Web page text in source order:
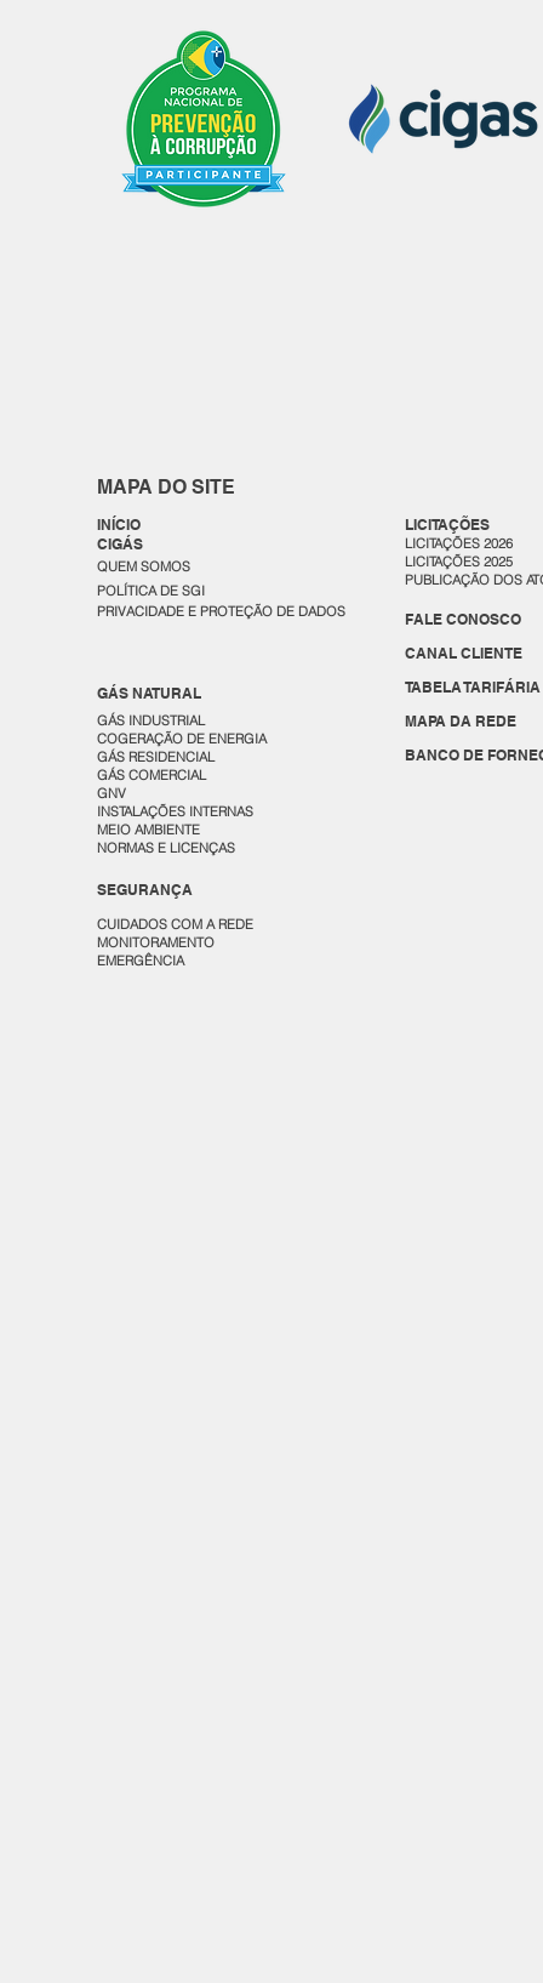
MAPA DO SITE
LICITAÇÕES
LICITAÇÕES 2026
LICITAÇÕES 2025
PUBLICAÇÃO DOS
INÍCIO
CIGÁS
QUEM SOMOS
FALE CONOSCO
CANAL CLIENTE
TABELA TARIFÁRIA
MAPA DA REDE
BANCO DE
GÁS NATURAL
POLÍTICA DE SGI
PRIVACIDADE E PROTEÇÃO DE DADOS
GÁS INDUSTRIAL
COGERAÇÃO DE ENERGIA
GÁS RESIDENCIAL
GÁS COMERCIAL
GNV
INSTALAÇÕES INTERNAS
MEIO AMBIENTE
NORMAS E LICENÇAS
SEGURANÇA
CUIDADOS COM A REDE
MONITORAMENTO
EMERGÊNCIA